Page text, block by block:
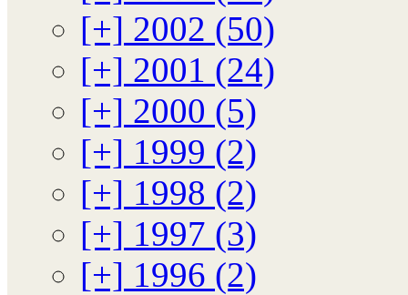
[+] 2002 (50)
[+] 2001 (24)
[+] 2000 (5)
[+] 1999 (2)
[+] 1998 (2)
[+] 1997 (3)
[+] 1996 (2)